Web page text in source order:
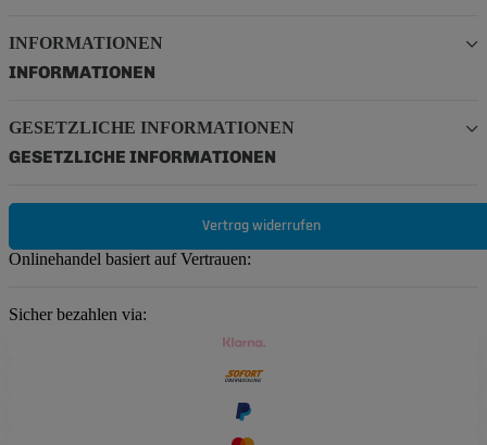
INFORMATIONEN
INFORMATIONEN
GESETZLICHE INFORMATIONEN
GESETZLICHE INFORMATIONEN
Vertrag widerrufen
Onlinehandel basiert auf Vertrauen:
Sicher bezahlen via: